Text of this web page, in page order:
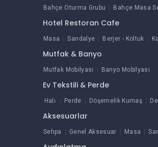
Bahçe Oturma Grubu Bahçe Masa
Hotel Restoran Cafe
Masa Sandalye Berjer - Koltuk
Mutfak & Banyo
Mutfak Mobilyası Banyo Mobilyası
Ev Tekstili & Perde
Halı Perde Döşemelik Kumaş
Aksesuarlar
Sehpa Genel Aksesuar Masa